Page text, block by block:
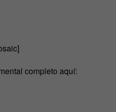
completo aquí: